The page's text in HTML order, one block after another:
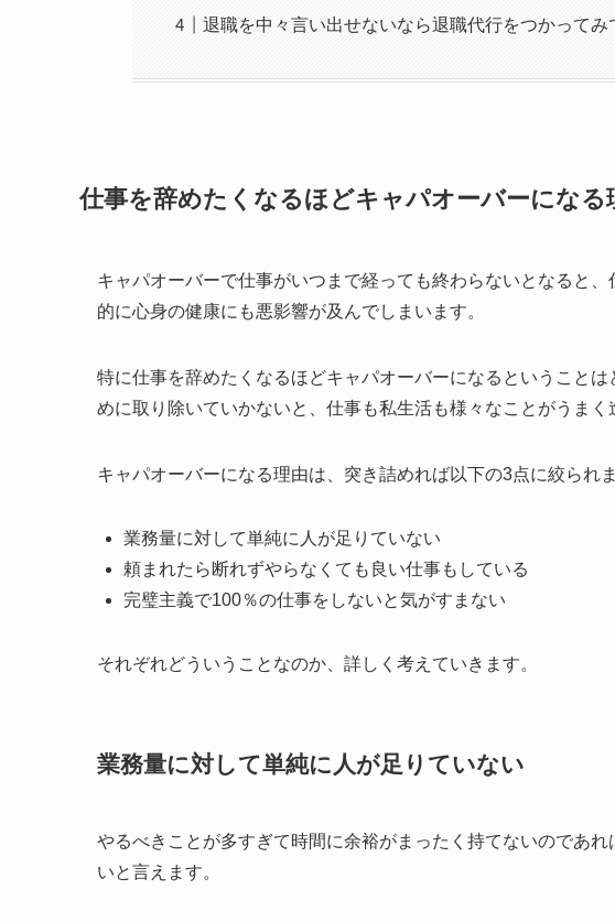
退職を中々言い出せないなら退職代行をつかってみ
仕事を辞めたくなるほどキャパオーバーになる
キャパオーバーで仕事がいつまで経っても終わらないとなると
的に心身の健康にも悪影響が及んでしまいます。
特に仕事を辞めたくなるほどキャパオーバーになるということ
めに取り除いていかないと、仕事も私生活も様々なことがうまく
キャパオーバーになる理由は、突き詰めれば以下の3点に絞られま
業務量に対して単純に人が足りていない
頼まれたら断れずやらなくても良い仕事もしている
完璧主義で100％の仕事をしないと気がすまない
それぞれどういうことなのか、詳しく考えていきます。
業務量に対して単純に人が足りていない
やるべきことが多すぎて時間に余裕がまったく持てないのであ
いと言えます。